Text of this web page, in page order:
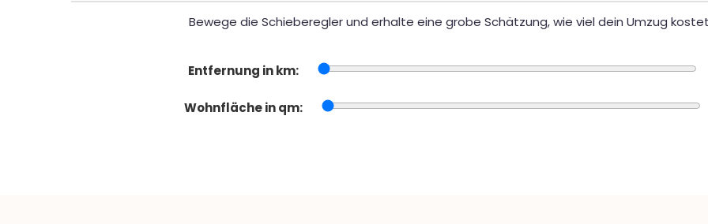
Bewege die Schieberegler und erhalte eine grobe Schätzung, wie viel dein Umzug
Entfernung in km:
Wohnfläche in qm: